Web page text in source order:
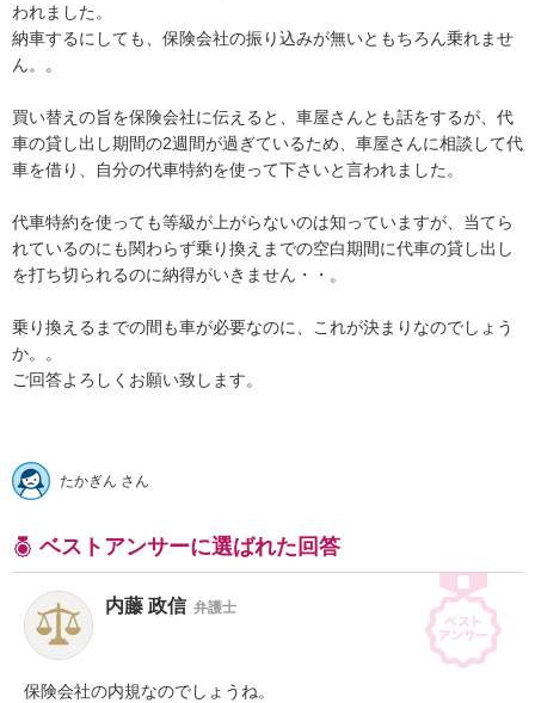
われました。
納車するにしても、保険会社の振り込みが無いともちろん乗れませ
ん。。
買い替えの旨を保険会社に伝えると、車屋さんとも話をするが、代
車の貸し出し期間の2週間が過ぎているため、車屋さんに相談して代
車を借り、自分の代車特約を使って下さいと言われました。
代車特約を使っても等級が上がらないのは知っていますが、当てら
れているのにも関わらず乗り換えまでの空白期間に代車の貸し出し
を打ち切られるのに納得がいきません・・。
乗り換えるまでの間も車が必要なのに、これが決まりなのでしょう
か。。
ご回答よろしくお願い致します。
たかぎん さん
ベストアンサーに選ばれた回答
内藤 政信 弁護士
保険会社の内規なのでしょうね。